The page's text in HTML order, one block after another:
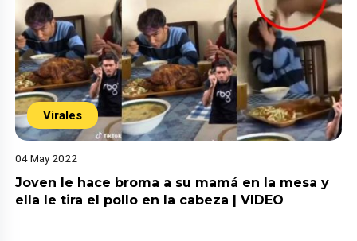
Virales
04 May 2022
Joven le hace broma a su mamá en la mesa y
ella le tira el pollo en la cabeza | VIDEO